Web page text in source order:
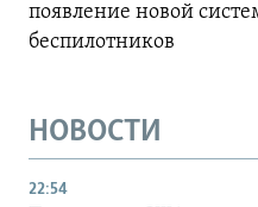
появление новой
беспилотников
НОВОСТИ
22:54